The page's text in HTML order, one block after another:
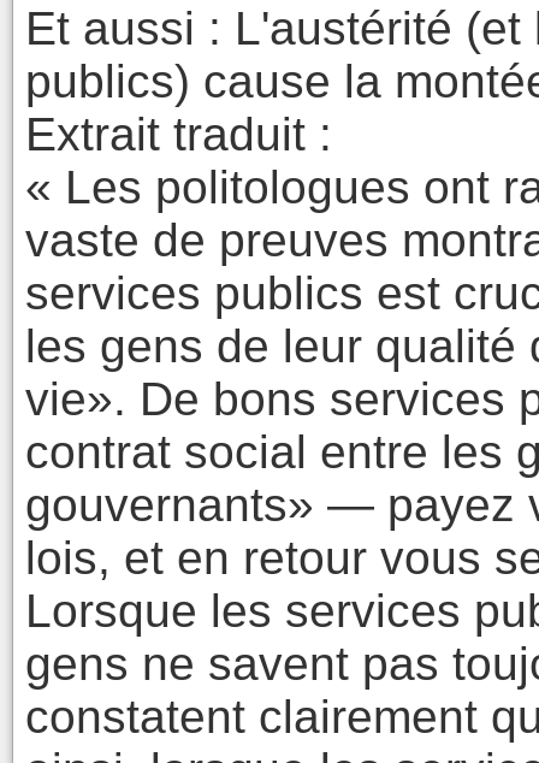
Et aussi : L'austérité
publics) cause la
Extrait traduit :
« Les politologues ont
vaste de preuves
services publics est
les gens de leur qualité
vie». De bons services
contrat social entre les
gouvernants» — payez
lois, et en retour vous
Lorsque les services
gens ne savent pas
constatent clairement